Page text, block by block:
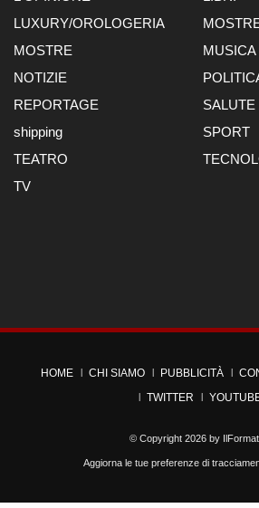
LUXURY/OROLOGERIA
MOSTRE
MUSICA
NOTIZIE
REPORTAGE
SALUTE
shipping
SPORT
TEATRO
TV
HOME CHI SIAMO PUBBLICITÀ
TWITTER
© Copyright 2026 by
Aggiorna le tue preferenze di